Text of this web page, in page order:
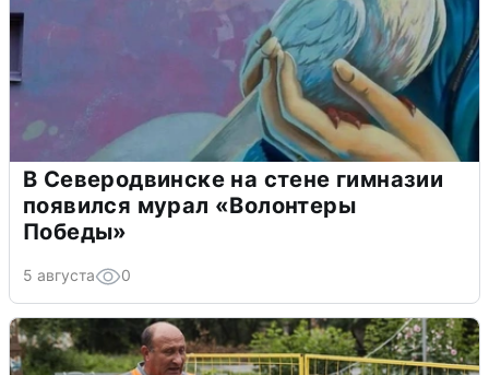
В Северодвинске на стене гимназии
появился мурал «Волонтеры
Победы»
5 августа 0